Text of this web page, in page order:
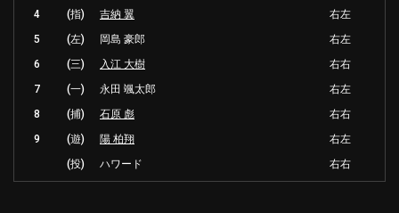
4
(指) 吉納 翼
右左
5
(左) 岡島 豪郎
右左
6
(三) 入江 大樹
右右
7
(一) 永田 颯太郎
右左
8
(捕) 石原 彪
右右
9
(遊) 陽 柏翔
右左
(投)
ハワード 右右